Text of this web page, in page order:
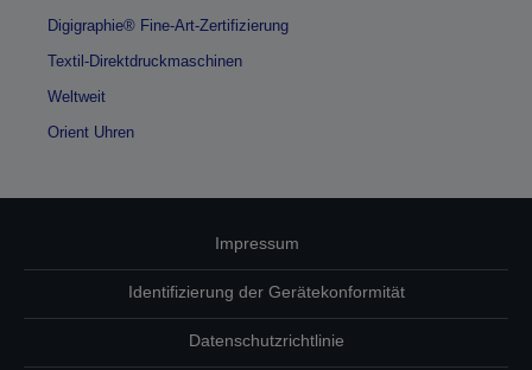
Digigraphie® Fine-Art-Zertifizierung
Textil-Direktdruckmaschinen
Weltweit
Orient Uhren
Impressum
Identifizierung der Gerätekonformität
Datenschutzrichtlinie